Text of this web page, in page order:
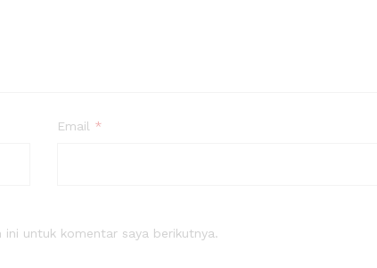
Email *
untuk komentar saya berikutnya.